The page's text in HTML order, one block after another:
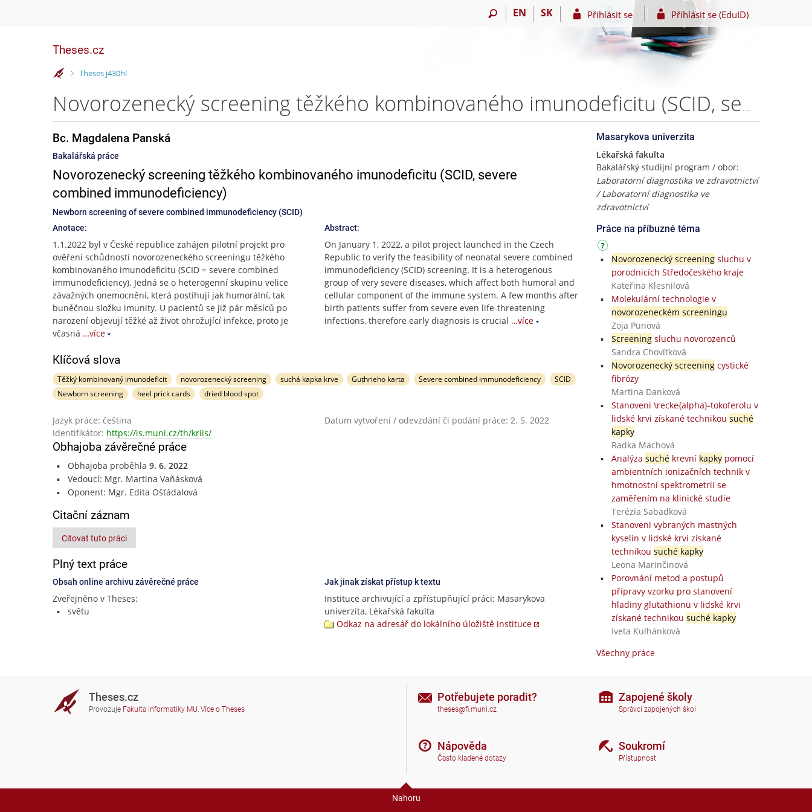
EN SK Přihlásit se Přihlásit se (EduID)
Theses.cz
>
Theses j430hl
Novorozenecký screening těžkého kombinovaného imunodeficitu (SCID, severe combined immunodeficiency) – Bc. Magdalena Panská
Bc. Magdalena Panská
Bakalářská práce
Novorozenecký screening těžkého kombinovaného imunodeficitu (SCID, severe
combined immunodeficiency)
Newborn screening of severe combined immunodeficiency (SCID)
Anotace:
1.1.2022 byl v České republice zahájen pilotní projekt pro
ověření schůdnosti novorozeneckého screeningu těžkého
kombinovaného imunodeficitu (SCID = severe combined
immunodeficiency). Jedná se o heterogenní skupinu velice
závažných onemocnění, která postihují jak humorální, tak
buněčnou složku imunity. U pacientů se již pár měsíců po
narození objevují těžké až život ohrožující infekce, proto je
včasná …více
Abstract:
On January 1, 2022, a pilot project launched in the Czech
Republic to verify the feasibility of neonatal severe combined
immunodeficiency (SCID) screening. It is a heterogenous
group of very severe diseases, which affect both humoral and
cellular component of the immune system. A few months after
birth patients suffer from severe even life-threatening
infections, therefore early diagnosis is crucial …více
Klíčová slova
Těžký kombinovaný imunodeficit novorozenecký screening suchá kapka krve Guthrieho karta Severe combined immunodeficiency
SCID
Newborn screening
heel prick cards dried blood spot
Jazyk práce: čeština
Datum vytvoření / odevzdání či podání práce: 2. 5. 2022
Identifikátor: https://is.muni.cz/th/kriis/
Obhajoba závěrečné práce
Obhajoba proběhla 9. 6. 2022
Vedoucí: Mgr. Martina Vaňásková
Oponent: Mgr. Edita Ošťádalová
Citační záznam
Citovat tuto práci
Plný text práce
Obsah online archivu závěrečné práce
Zveřejněno v Theses:
světu
Jak jinak získat přístup k textu
Instituce archivující a zpřístupňující práci: Masarykova
univerzita, Lékařská fakulta
Odkaz na adresář do lokálního úložiště instituce
Masarykova univerzita
Lékařská fakulta
Bakalářský studijní program / obor:
Laboratorní diagnostika ve zdravotnictví
/ Laboratorní diagnostika ve
zdravotnictví
Práce na příbuzné téma
Novorozenecký screeningsluchu v
porodnicích Středočeského kraje
Kateřina Klesnilová
Molekulární technologie v
novorozeneckém screeningu
Zoja Punová
Screeningsluchu novorozenců
Sandra Chovítková
Novorozenecký screeningcystické
fibrózy
Martina Danková
Stanoveni \recke{alpha}-tokoferolu v
lidské krvi získané technikou suché
kapky
Radka Machová
Analýza suchékrevní kapkypomocí
ambientních ionizačních technik v
hmotnostní spektrometrii se
zaměřením na klinické studie
Terézia Sabadková
Stanoveni vybraných mastných
kyselin v lidské krvi získané
technikou suché kapky
Leona Marinčinová
Porovnání metod a postupů
přípravy vzorku pro stanovení
hladiny glutathionu v lidské krvi
získané technikou suché kapky
Iveta Kulhánková
Všechny práce
Theses.cz
Provozuje Fakulta informatiky MU, Více o Theses
Potřebujete poradit?
theses@fi.muni.cz
Nápověda
Často kladené dotazy
Zapojené školy
Správci zapojených škol
Soukromí
Přístupnost
Nahoru